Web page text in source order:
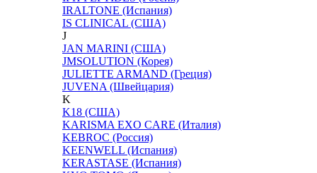
IRALTONE (Испания)
IS CLINICAL (США)
J
JAN MARINI (США)
JMSOLUTION (Корея)
JULIETTE ARMAND (Греция)
JUVENA (Швейцария)
K
K18 (США)
KARISMA EXO CARE (Италия)
KEBROC (Россия)
KEENWELL (Испания)
KERASTASE (Испания)